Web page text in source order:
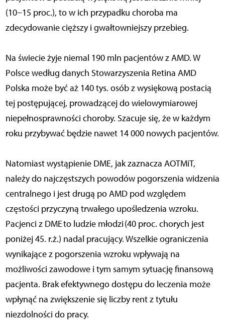
(10−15 proc.), to w ich przypadku choroba ma
zdecydowanie cięższy i gwałtowniejszy przebieg.
Na świecie żyje niemal 190 mln pacjentów z AMD. W
Polsce według danych Stowarzyszenia Retina AMD
Polska może być aż 140 tys. osób z wysiękową postacią
tej postępującej, prowadzącej do wielowymiarowej
niepełnosprawności choroby. Szacuje się, że w każdym
roku przybywać będzie nawet 14 000 nowych pacjentów.
Natomiast wystąpienie DME, jak zaznacza AOTMiT,
należy do najczęstszych powodów pogorszenia widzenia
centralnego i jest drugą po AMD pod względem
częstości przyczyną trwałego upośledzenia wzroku.
Pacjenci z DME to ludzie młodzi (40 proc. chorych jest
poniżej 45. r.ż.) nadal pracujący. Wszelkie ograniczenia
wynikające z pogorszenia wzroku wpływają na
możliwości zawodowe i tym samym sytuację finansową
pacjenta. Brak efektywnego dostępu do leczenia może
wpłynąć na zwiększenie się liczby rent z tytułu
niezdolności do pracy.